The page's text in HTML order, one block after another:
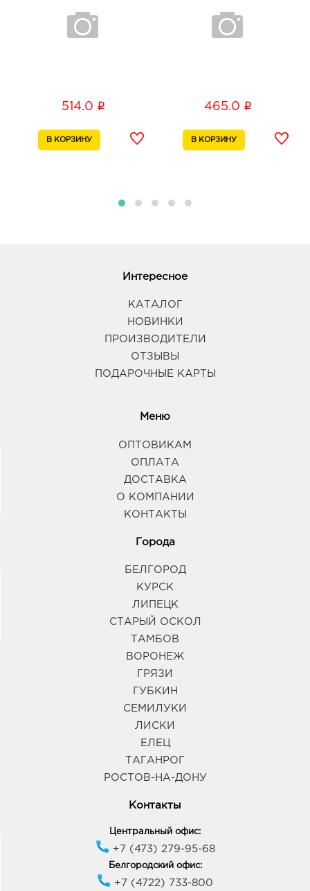
514.0 i 465.0 i
Интересное
КАТАЛОГ
НОВИНКИ
ПРОИЗВОДИТЕЛИ
ОТЗЫВЫ
ПОДАРОЧНЫЕ КАРТЫ
Меню
ОПТОВИКАМ
ОПЛАТА
ДОСТАВКА
О КОМПАНИИ
КОНТАКТЫ
Города
БЕЛГОРОД
КУРСК
ЛИПЕЦК
СТАРЫЙ ОСКОЛ
ТАМБОВ
ВОРОНЕЖ
ГРЯЗИ
ГУБКИН
СЕМИЛУКИ
ЛИСКИ
ЕЛЕЦ
ТАГАНРОГ
РОСТОВ-НА-ДОНУ
Контакты
Центральный офис:
+7 (473) 279-95-68
Белгородский офис:
+7 (4722) 733-800